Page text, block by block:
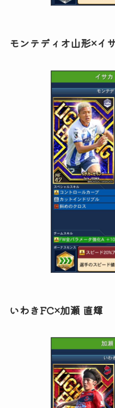
モンテディオ山形×イ
いわきFC×加瀬 直輝